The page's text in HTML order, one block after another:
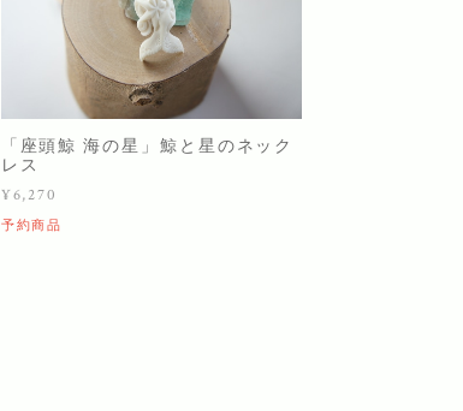
「座頭鯨 海の星」鯨と星のネック
レス
¥6,270
予約商品